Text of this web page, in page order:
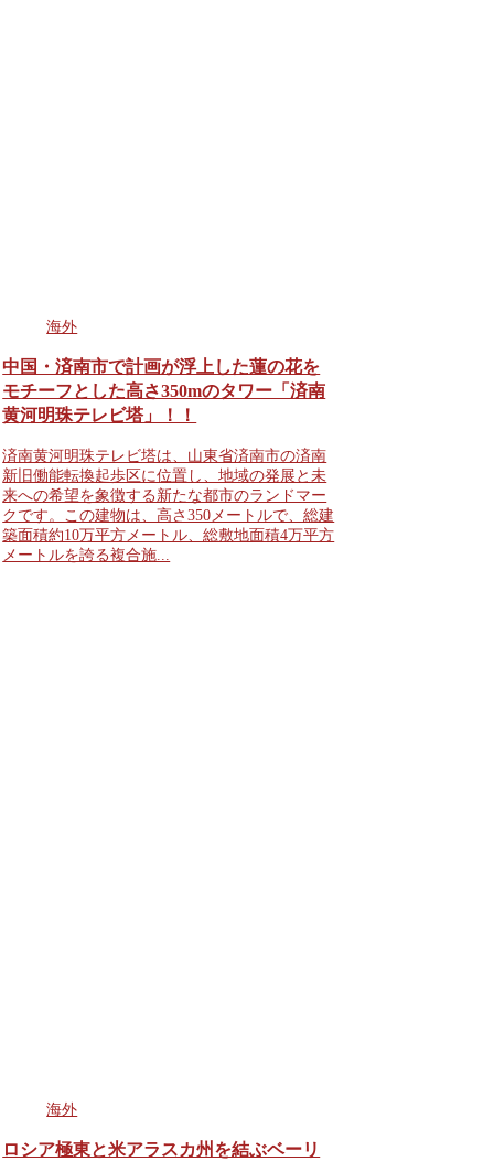
海外
中国・済南市で計画が浮上した蓮の花を
モチーフとした高さ350mのタワー「済南
黄河明珠テレビ塔」！！
済南黄河明珠テレビ塔は、山東省済南市の済南
新旧働能転換起歩区に位置し、地域の発展と未
来への希望を象徴する新たな都市のランドマー
クです。この建物は、高さ350メートルで、総建
築面積約10万平方メートル、総敷地面積4万平方
メートルを誇る複合施...
海外
ロシア極東と米アラスカ州を結ぶベーリ